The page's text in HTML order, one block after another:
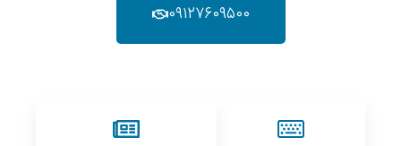
۰۹۱۲۷۶۰۹۵۰۰